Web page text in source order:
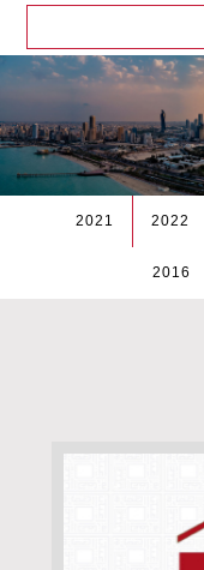
2022
2021
2016